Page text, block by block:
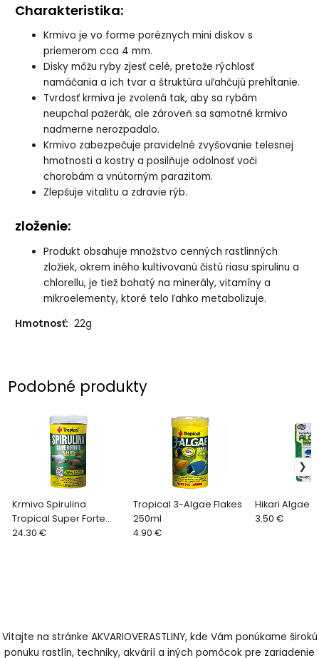
Charakteristika:
Krmivo je vo forme poréznych mini diskov s
priemerom cca 4 mm.
Disky môžu ryby zjesť celé, pretože rýchlosť
namáčania a ich tvar a štruktúra uľahčujú prehĺtanie.
Tvrdosť krmiva je zvolená tak, aby sa rybám
neupchal pažerák, ale zároveň sa samotné krmivo
nadmerne nerozpadalo.
Krmivo zabezpečuje pravidelné zvyšovanie telesnej
hmotnosti a kostry a posilňuje odolnosť voči
chorobám a vnútorným parazitom.
Zlepšuje vitalitu a zdravie rýb.
zloženie:
Produkt obsahuje množstvo cenných rastlinných
zložiek, okrem iného kultivovanú čistú riasu spirulinu a
chlorellu, je tiež bohatý na minerály, vitamíny a
mikroelementy, ktoré telo ľahko metabolizuje.
Hmotnosť: 22g
Podobné produkty
Krmivo Spirulina
Tropical Super Forte
1000ml/520g
24.30 €
Tropical 3-Algae Flakes
250ml
4.90 €
Hikari Algae
3.50 €
Vitajte na stránke AKVARIOVERASTLINY, kde Vám ponúkame širokú
ponuku rastlín, techniky, akvárií a iných pomôcok pre zariadenie